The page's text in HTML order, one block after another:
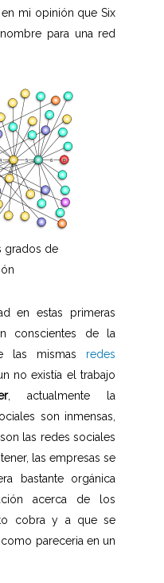
mi opinión que Six
para una red
grados de
en estas primeras
conscientes de la
las mismas redes
no existía el trabajo
, actualmente la
son inmensas,
son las redes sociales
las empresas se
bastante orgánica
acerca de los
cobra y a que se
pareceria en un